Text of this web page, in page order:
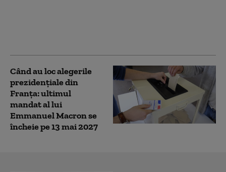
Când au loc alegerile
prezidențiale din
Franța: ultimul
mandat al lui
Emmanuel Macron se
încheie pe 13 mai 2027